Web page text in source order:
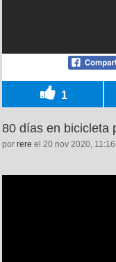
1
80 días en bicicleta
por rere el 20 nov 2020, 11:16